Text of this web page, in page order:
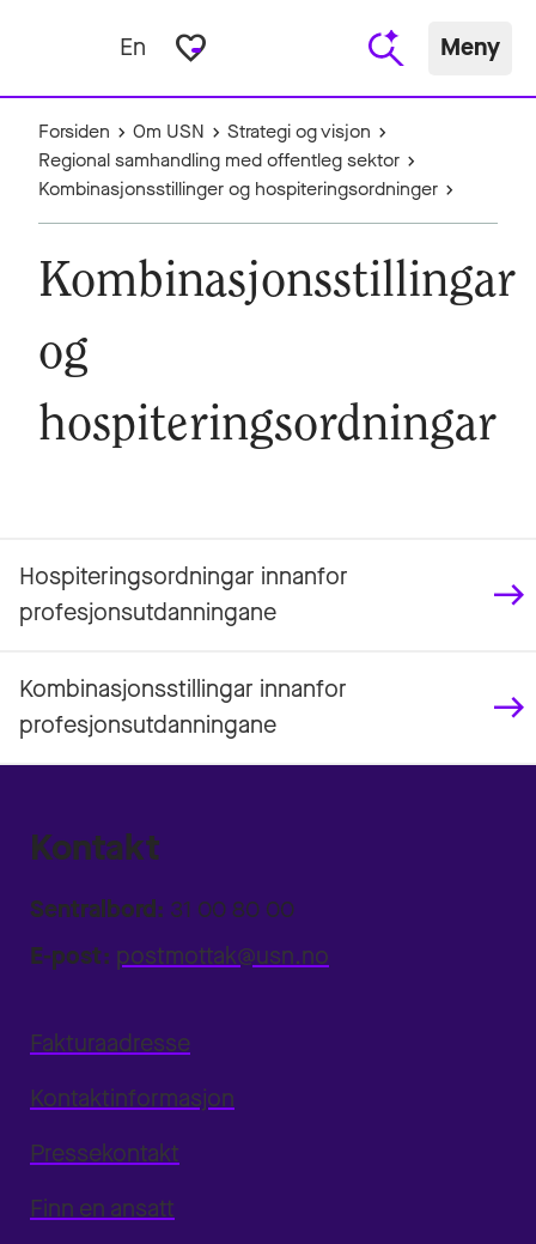
En favorite_border Meny
Forsiden Om USN
Strategi og visjon
Regional samhandling med offentleg sektor
Kombinasjonsstillinger og hospiteringsordninger
Kombinasjonsstillingar
og
hospiteringsordningar
Hospiteringsordningar innanfor
profesjonsutdanningane
Kombinasjonsstillingar innanfor
profesjonsutdanningane
Kontakt
Sentralbord: 31 00 80 00
E-post: postmottak@usn.no
Fakturaadresse
Kontaktinformasjon
Pressekontakt
Finn en ansatt